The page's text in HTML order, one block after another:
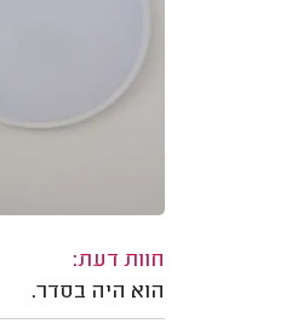
חוות דעת:
הוא היה בסדר.